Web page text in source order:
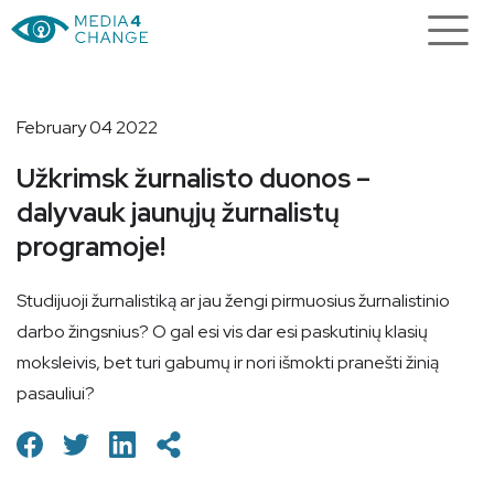
February 04 2022
Užkrimsk žurnalisto duonos –
dalyvauk jaunųjų žurnalistų
programoje!
Studijuoji žurnalistiką ar jau žengi pirmuosius žurnalistinio
darbo žingsnius? O gal esi vis dar esi paskutinių klasių
moksleivis, bet turi gabumų ir nori išmokti pranešti žinią
pasauliui?